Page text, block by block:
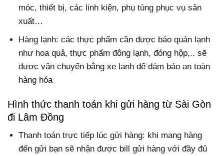
móc, thiết bị, các linh kiện, phụ tùng phục vụ sản
xuất…
Hàng lạnh: các thực phẩm cần được bảo quản lạnh
như hoa quả, thực phẩm đông lạnh, đóng hộp,.. sẽ
được vận chuyển bằng xe lạnh để đảm bảo an toàn
hàng hóa
Hình thức thanh toán khi gửi hàng từ Sài Gòn
đi Lâm Đồng
Thanh toán trực tiếp lúc gửi hàng: khi mang hàng
đến gửi bạn sẽ nhận được bill gửi hàng với đầy đủ